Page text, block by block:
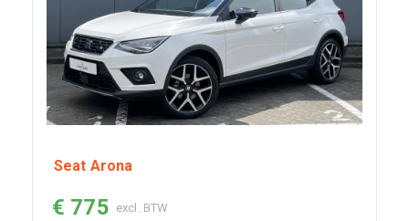
Seat Arona
€ 775 excl. BTW